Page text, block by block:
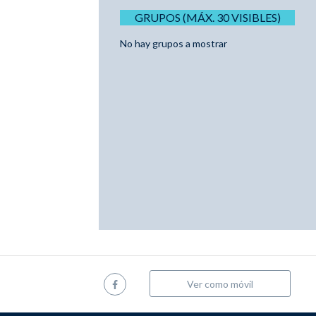
GRUPOS (MÁX. 30 VISIBLES)
No hay grupos a mostrar